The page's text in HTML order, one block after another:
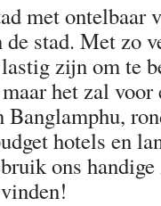
met ontelbaar
stad. Met zo
zijn om te
het zal voor
Banglamphu,
hotels en
ons